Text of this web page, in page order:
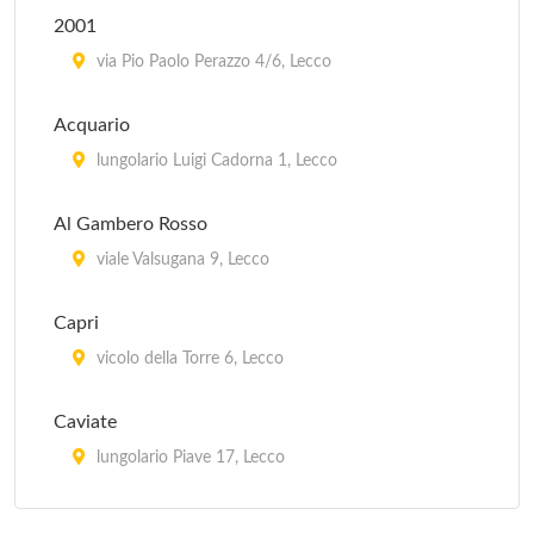
Osteria del Torchio
Osteria del Viaggiatore
Osteria Olga
2001
via Pio Paolo Perazzo 4/6, Lecco
Acquario
lungolario Luigi Cadorna 1, Lecco
Al Gambero Rosso
viale Valsugana 9, Lecco
Capri
vicolo della Torre 6, Lecco
Caviate
lungolario Piave 17, Lecco